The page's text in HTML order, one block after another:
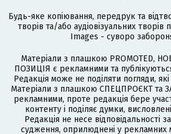
Будь-яке копіювання, передрук та
творів та/або аудіовізуальних
Images - суворо
Матеріали з плашкою PROMOTED,
ПОЗИЦІЯ є рекламними та
Редакція може не поділяти погляди,
Матеріали з плашкою СПЕЦПРОЄКТ та
рекламними, проте редакція бере
контенту і поділяє думки,
Редакція не несе відповідальності
судження, оприлюднені у рекламних